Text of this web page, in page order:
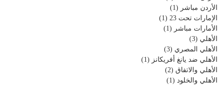
الأردن مباشر (1)
الإمارات تحت 23
(1)
الأمارات مباشر (1)
الأهلي (3)
الأهلي المصري (3)
الأهلي ضد يانغ أفريكانز (1)
الأهلي والاتفاق (2)
الأهلي والخلود (1)